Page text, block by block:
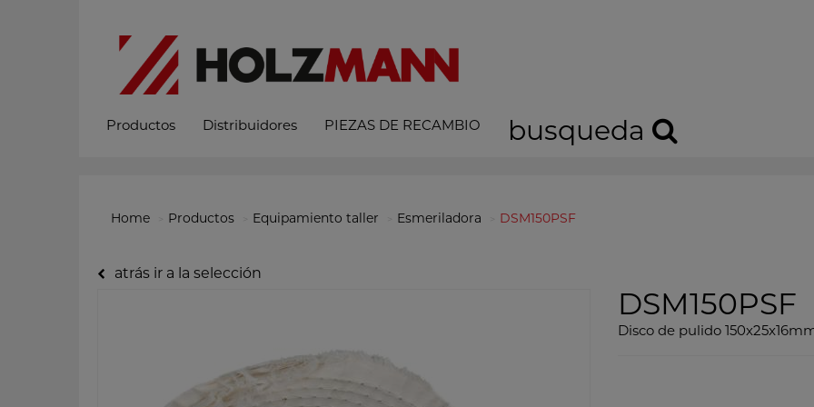
Productos Distribuidores PIEZAS DE RECAMBIO busqueda
Home Productos Equipamiento taller Esmeriladora DSM150PSF
atrás ir a la selección
DSM150PSF
Disco de pulido